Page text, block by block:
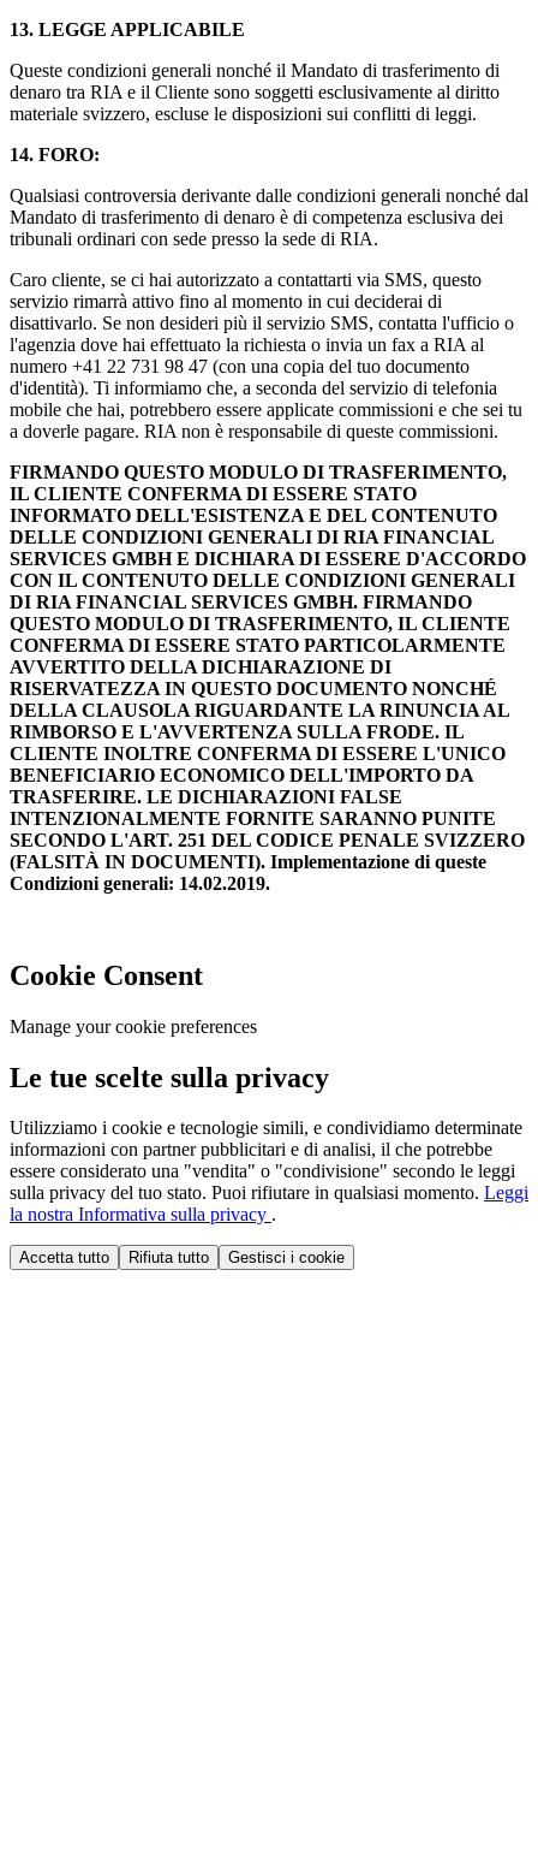
13. LEGGE APPLICABILE
Queste condizioni generali nonché il Mandato di trasferimento di
denaro tra RIA e il Cliente sono soggetti esclusivamente al diritto
materiale svizzero, escluse le disposizioni sui conflitti di leggi.
14. FORO:
Qualsiasi controversia derivante dalle condizioni generali nonché dal
Mandato di trasferimento di denaro è di competenza esclusiva dei
tribunali ordinari con sede presso la sede di RIA.
Caro cliente, se ci hai autorizzato a contattarti via SMS, questo
servizio rimarrà attivo fino al momento in cui deciderai di
disattivarlo. Se non desideri più il servizio SMS, contatta l'ufficio o
l'agenzia dove hai effettuato la richiesta o invia un fax a RIA al
numero +41 22 731 98 47 (con una copia del tuo documento
d'identità). Ti informiamo che, a seconda del servizio di telefonia
mobile che hai, potrebbero essere applicate commissioni e che sei tu
a doverle pagare. RIA non è responsabile di queste commissioni.
FIRMANDO QUESTO MODULO DI TRASFERIMENTO,
IL CLIENTE CONFERMA DI ESSERE STATO
INFORMATO DELL'ESISTENZA E DEL CONTENUTO
DELLE CONDIZIONI GENERALI DI RIA FINANCIAL
SERVICES GMBH E DICHIARA DI ESSERE D'ACCORDO
CON IL CONTENUTO DELLE CONDIZIONI GENERALI
DI RIA FINANCIAL SERVICES GMBH. FIRMANDO
QUESTO MODULO DI TRASFERIMENTO, IL CLIENTE
CONFERMA DI ESSERE STATO PARTICOLARMENTE
AVVERTITO DELLA DICHIARAZIONE DI
RISERVATEZZA IN QUESTO DOCUMENTO NONCHÉ
DELLA CLAUSOLA RIGUARDANTE LA RINUNCIA AL
RIMBORSO E L'AVVERTENZA SULLA FRODE. IL
CLIENTE INOLTRE CONFERMA DI ESSERE L'UNICO
BENEFICIARIO ECONOMICO DELL'IMPORTO DA
TRASFERIRE. LE DICHIARAZIONI FALSE
INTENZIONALMENTE FORNITE SARANNO PUNITE
SECONDO L'ART. 251 DEL CODICE PENALE SVIZZERO
(FALSITÀ IN DOCUMENTI). Implementazione di queste
Condizioni generali: 14.02.2019.
Cookie Consent
Manage your cookie preferences
Le tue scelte sulla privacy
Utilizziamo i cookie e tecnologie simili, e condividiamo determinate
informazioni con partner pubblicitari e di analisi, il che potrebbe
essere considerato una "vendita" o "condivisione" secondo le leggi
sulla privacy del tuo stato. Puoi rifiutare in qualsiasi momento. Leggi
la nostra Informativa sulla privacy .
Accetta tutto Rifiuta tutto Gestisci i cookie